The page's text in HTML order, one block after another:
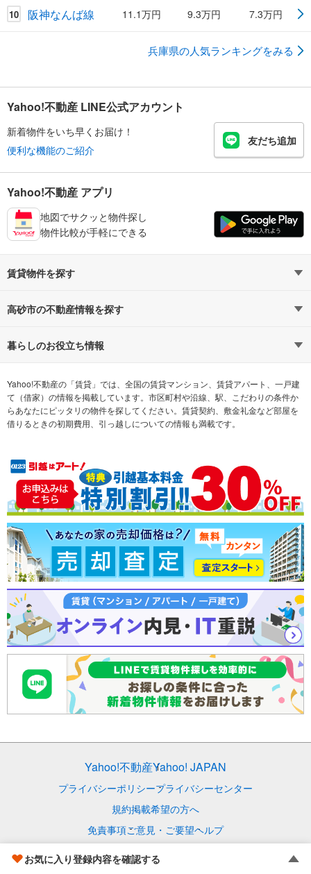
お気に入り登録内容を確認する
10 阪神なんば線 11.1万円 9.3万円 7.3万円
兵庫県の人気ランキングをみる
Yahoo!不動産 LINE公式アカウント
新着物件をいち早くお届け！
便利な機能のご紹介
友だち追加
Yahoo!不動産 アプリ
地図でサクッと物件探し
物件比較が手軽にできる
賃貸物件を探す
路線・駅から探す
通勤時間から探す
不動産会社から探す 希望の条件から探す
テーマから探す ランキングから探す
高砂市の不動産情報を探す
不動産・住宅
新築マンション 中古マンション
新築一戸建て 中古一戸建て
売却査定
暮らしのお役立ち情報
マンションカタログ 教えて！住まいの先生
Yahoo!不動産の「賃貸」では、全国の賃貸マンション、賃貸アパート、一戸建
て（借家）の情報を掲載しています。市区町村や沿線、駅、こだわりの条件か
らあなたにピッタリの物件を探してください。賃貸契約、敷金礼金など部屋を
借りるときの初期費用、引っ越しについての情報も満載です。
Yahoo!不動産Yahoo! JAPAN
プライバシーポリシープライバシーセンター
規約掲載希望の方へ
免責事項ご意見・ご要望ヘルプ
© LY Corporation